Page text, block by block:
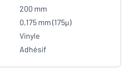
200 mm
0,175 mm (175µ)
Vinyle
Adhésif